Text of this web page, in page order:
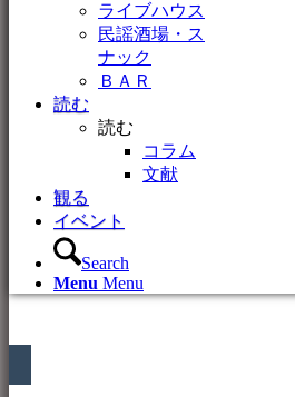
ライブハウス
民謡酒場・ス
ナック
ＢＡＲ
読む
読む
コラム
文献
観る
イベント
Search
Menu Menu